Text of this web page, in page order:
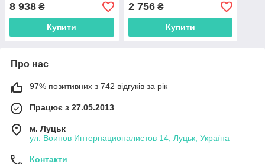
8 938 ₴
Купити
2 756₴
Купити
Про нас
97% позитивних з 742 відгуків за рік
Працює з 27.05.2013
м. Луцьк
ул. Воинов Интернационалистов 14, Луцьк, Україна
Контакти